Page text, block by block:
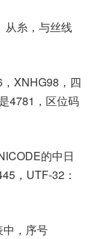
从糸，与丝线
，XNHG98，四
4781，区位码
的中日
，UTF-32：
中，序号